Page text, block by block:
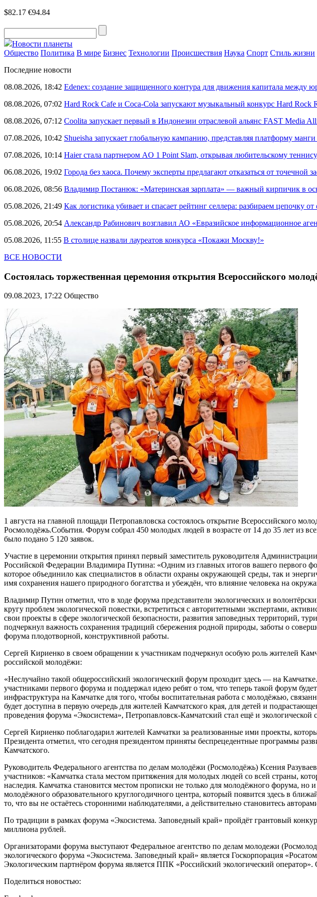
$82.17 €94.84
Новости планеты
Общество Политика В мире Бизнес Технологии Происшествия Наука Спорт Стиль жизни
Последние новости
08.08.2026, 18:42 Edenex: создание защищенного контура для движения капитала между
08.08.2026, 07:02 Hard Rock Cafe и Coca-Cola запускают музыкальный конкурс Hard Rock
08.08.2026, 07:12 Coolita запускает первый в Индонезии отраслевой альянс FAST Media
07.08.2026, 10:42 Shueisha запускает глобальную кампанию, представляя платформу
07.08.2026, 10:14 Haier стала партнером AO 1 Point Slam, открывая любительскому
06.08.2026, 19:02 Города без хаоса. Почему эксперты предлагают отказаться от точечной
06.08.2026, 08:56 Владимир Постанюк: «Материнская зарплата» — важный кирпичик в
05.08.2026, 21:49 Как логистика убивает и спасает рейтинг селлера: разбираем цепочку от
05.08.2026, 20:54 Александр Рабинович возглавил АО «Евразийское информационное
05.08.2026, 11:55 В столице назвали лауреатов конкурса «Покажи Москву!»
ВСЕ НОВОСТИ
Состоялась торжественная церемония открытия Всероссийского
09.08.2023, 17:22 Общество
1 августа на главной площади Петропавловска состоялось открытие Всероссийского
Росмолодёжь.События. Форум собрал 450 молодых людей в возрасте от 14 до 35 лет из
было подано 5 120 заявок.
Участие в церемонии открытия принял первый заместитель руководителя
Российской Федерации Владимира Путина: «Одним из главных итогов вашего первого
которое объединило как специалистов в области охраны окружающей среды, так и
имя сохранения нашего природного богатства и убеждён, что влияние человека на
Владимир Путин отметил, что в ходе форума представители экологических и
кругу проблем экологической повестки, встретиться с авторитетными экспертами,
свои проекты в сфере экологической безопасности, развития заповедных территорий,
подчеркнул важность сохранения традиций сбережения родной природы, заботы о
форума плодотворной, конструктивной работы.
Сергей Кириенко в своем обращении к участникам подчеркнул особую роль жителей
российской молодёжи:
«Неслучайно такой общероссийский экологический форум проходит здесь — на
участниками первого форума и поддержал идею ребят о том, что теперь такой форум
инфраструктура на Камчатке для того, чтобы воспитательная работа с молодёжью,
будет доступна в первую очередь для жителей Камчатского края, для детей и
проведения форума «Экосистема», Петропавловск-Камчатский стал ещё и экологической
Сергей Кириенко поблагодарил жителей Камчатки за реализованные ими проекты,
Президента отметил, что сегодня президентом приняты беспрецедентные программы
Камчатского.
Руководитель Федерального агентства по делам молодёжи (Росмолодёжь) Ксения
участников: «Камчатка стала местом притяжения для молодых людей со всей страны,
наследия. Камчатка становится местом прописки не только для молодёжного форума,
молодёжного образовательного круглогодичного центра, который появится здесь в
то, что вы не остаётесь сторонними наблюдателями, а действительно становитесь
По традиции в рамках форума «Экосистема. Заповедный край» пройдёт грантовый
миллиона рублей.
Организаторами форума выступают Федеральное агентство по делам молодежи
экологического форума «Экосистема. Заповедный край» является Госкорпорация
Экологическим партнёром форума является ППК «Российский экологический
Поделиться новостью: